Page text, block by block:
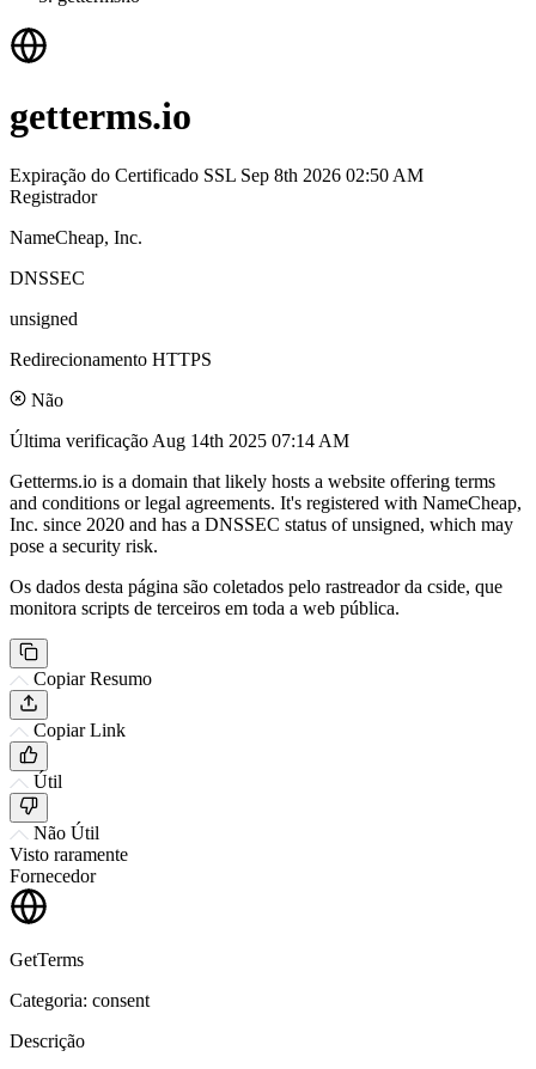
getterms.io
Expiração do Certificado SSL Sep 8th 2026 02:50 AM
Registrador
NameCheap, Inc.
DNSSEC
unsigned
Redirecionamento HTTPS
Não
Última verificação Aug 14th 2025 07:14 AM
Getterms.io is a domain that likely hosts a website offering terms
and conditions or legal agreements. It's registered with NameCheap,
Inc. since 2020 and has a DNSSEC status of unsigned, which may
pose a security risk.
Os dados desta página são coletados pelo rastreador da cside, que
monitora scripts de terceiros em toda a web pública.
Copiar Resumo
Copiar Link
Útil
Não Útil
Visto raramente
Fornecedor
GetTerms
Categoria: consent
Descrição